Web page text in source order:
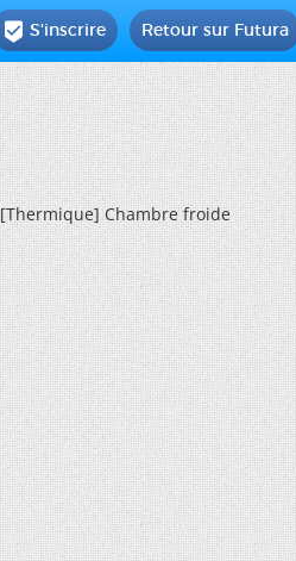
Retour sur Futura
 S'inscrire
[Thermique]Chambre froide